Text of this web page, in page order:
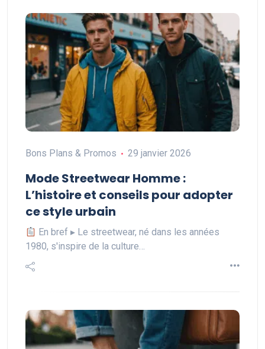
Bons Plans & Promos 29 janvier 2026
Mode Streetwear Homme :
L’histoire et conseils pour adopter
ce style urbain
En bref ▸ Le streetwear, né dans les années
1980, s'inspire de la culture…